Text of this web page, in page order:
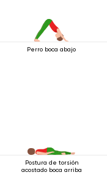
Perro boca abajo
Postura de torsión
acostado boca arriba